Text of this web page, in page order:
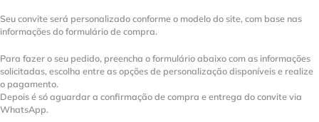
Seu convite será personalizado conforme o modelo do site, com base nas
informações do formulário de compra.
Para fazer o seu pedido, preencha o formulário abaixo com as informações
solicitadas, escolha entre as opções de personalização disponíveis e realize
o pagamento.
Depois é só aguardar a confirmação de compra e entrega do convite via
WhatsApp.